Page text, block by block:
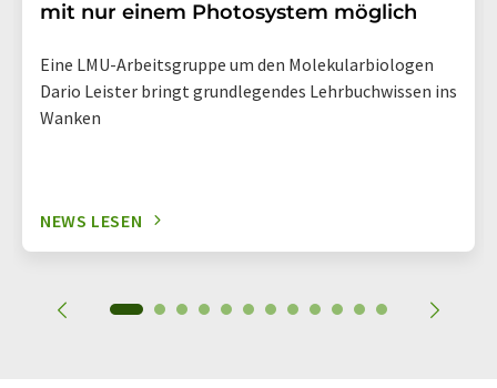
mit nur einem Photosystem möglich
Eine LMU-Arbeitsgruppe um den Molekularbiologen
Dario Leister bringt grundlegendes Lehrbuchwissen ins
Wanken
NEWS LESEN